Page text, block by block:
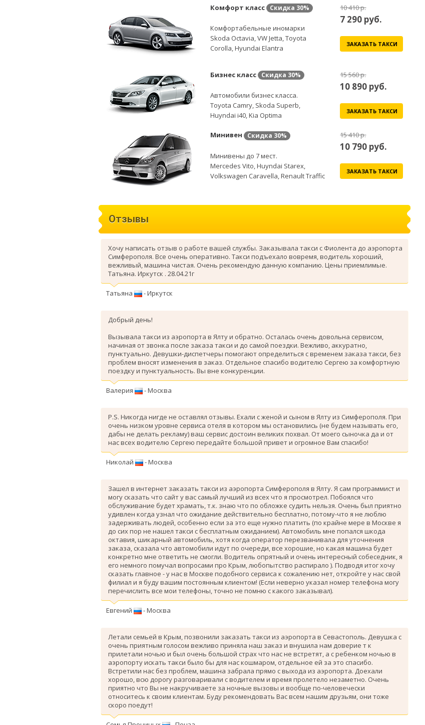
Комфорт класс Скидка 30%
Комфортабельные иномарки
Skoda Octavia, VW Jetta, Toyota
Corolla, Hyundai Elantra
10 410 р.
7 290 руб.
ЗАКАЗАТЬ ТАКСИ
Бизнес класс Скидка 30%
Автомобили бизнес класса.
Toyota Camry, Skoda Superb,
Huyndai i40, Kia Optima
15 560 р.
10 890 руб.
ЗАКАЗАТЬ ТАКСИ
Минивен Скидка 30%
Минивены до 7 мест.
Mercedes Vito, Huyndai Starex,
Volkswagen Caravella, Renault Traffic
15 410 р.
10 790 руб.
ЗАКАЗАТЬ ТАКСИ
Отзывы
Хочу написать отзыв о работе вашей службы. Заказывала такси с Фиолента до аэропорта
Симферополя. Все очень оперативно. Такси подъехало вовремя, водитель хороший,
вежливый, машина чистая. Очень рекомендую данную компанию. Цены приемлимые.
Татьяна. Иркутск . 28.04.21г
Татьяна - Иркутск
Добрый день!
Вызывала такси из аэропорта в Ялту и обратно. Осталась очень довольна сервисом,
начиная от звонка после заказа такси и до самой поездки. Вежливо, аккуратно,
пунктуально. Девушки-диспетчеры помогают определиться с временем заказа такси, без
проблем вносят изменения в заказ. Отдельное спасибо водителю Сергею за комфортную
поездку и пунктуальность. Вы вне конкуренции.
Валерия - Москва
P.S. Никогда нигде не оставлял отзывы. Ехали с женой и сыном в Ялту из Симферополя. При
очень низком уровне сервиса отеля в котором мы остановились (не будем называть его,
дабы не делать рекламу) ваш сервис достоин великих похвал. От моего сыночка да и от
нас всех водителю Сергею передайте большой привет и огромное Вам спасибо!
Николай - Москва
Зашел в интернет заказать такси из аэропорта Симферополя в Ялту. Я сам программист и
могу сказать что сайт у вас самый лучший из всех что я просмотрел. Побоялся что
обслуживание будет храмать, т.к. знаю что по обложке судить нельзя. Очень был приятно
удивлен когда узнал что ожидание действительно бесплатно, потому-что я не люблю
задерживать людей, особенно если за это еще нужно платить (по крайне мере в Москве я
до сих пор не нашел такси с бесплатным ожиданием). Автомобиль мне попался шкода
октавия, шикарный автомобиль, хотя когда оператор перезванивала для уточнения
заказа, сказала что автомобили идут по очереди, все хорошие, но какая машина будет
конкретно мне ответить не смогли. Водитель опрятный и очень интересный собеседник, я
его немного помучал вопросами про Крым, любопытство распирало ). Подводя итог хочу
сказать главное - у нас в Москве подобного сервиса к сожалению нет, откройте у нас свой
филиал и я буду вашим постоянным клиентом! (Если неверно указал номер телефона могу
перечислить все мои телефоны, точно не помню с какого заказывал).
Евгений - Москва
Летали семьей в Крым, позвонили заказать такси из аэропорта в Севастополь. Девушка с
очень приятным голосом вежливо приняла наш заказ и внушила нам доверие т к
прилетали ночью и был очень большой страх что нас не встретят, а с ребенком ночью в
аэропорту искать такси было бы для нас кошмаром, отдельное ей за это спасибо.
Вcтретили нас без проблем, машина забрала прямо с выхода из аэропорта. Доехали
хорошо, всю дорогу разговаривали с водителем и время пролетело незаметно. Очень
приятно что Вы не накручиваете за ночные вызовы и вообще по-человечески
относитесь к своим клиентам. Буду рекомендовать Вас всем нашим друзьям, они тоже
скоро поедут!